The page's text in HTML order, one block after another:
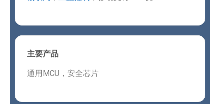
主要产品
通用MCU，安全芯片